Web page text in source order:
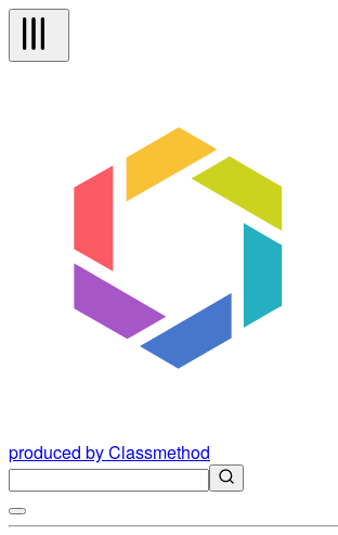
produced by Classmethod